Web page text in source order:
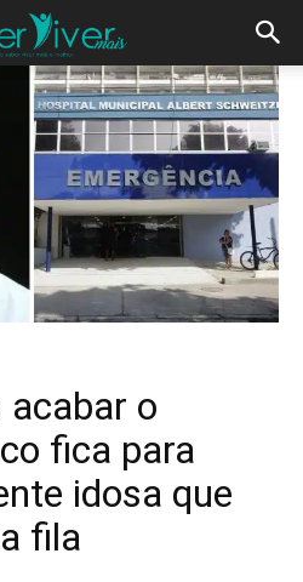
o
fica para
idosa que
fila